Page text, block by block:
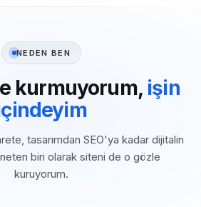
NEDEN BEN
kurmuyorum, işin
tasarımdan SEO'ya kadar dijitalin
biri olarak siteni de o gözle
kuruyorum.